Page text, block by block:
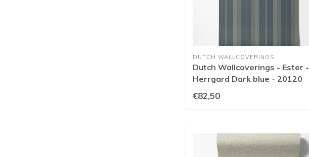
DUTCH WALLCOVERINGS
Dutch Wallcoverings - Ester -
Herrgard Dark blue - 20120
€82,50